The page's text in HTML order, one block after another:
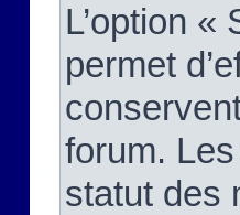
L’option
permet
forum.
statut des